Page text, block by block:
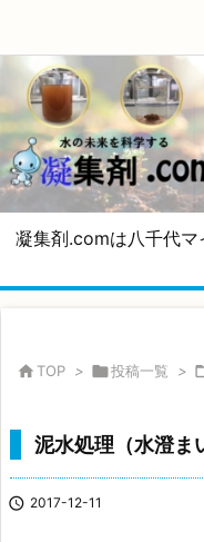
凝集剤.comは八千代マ
 TOP > 投稿一覧 >
泥水処理（水澄ま
 2017-12-11